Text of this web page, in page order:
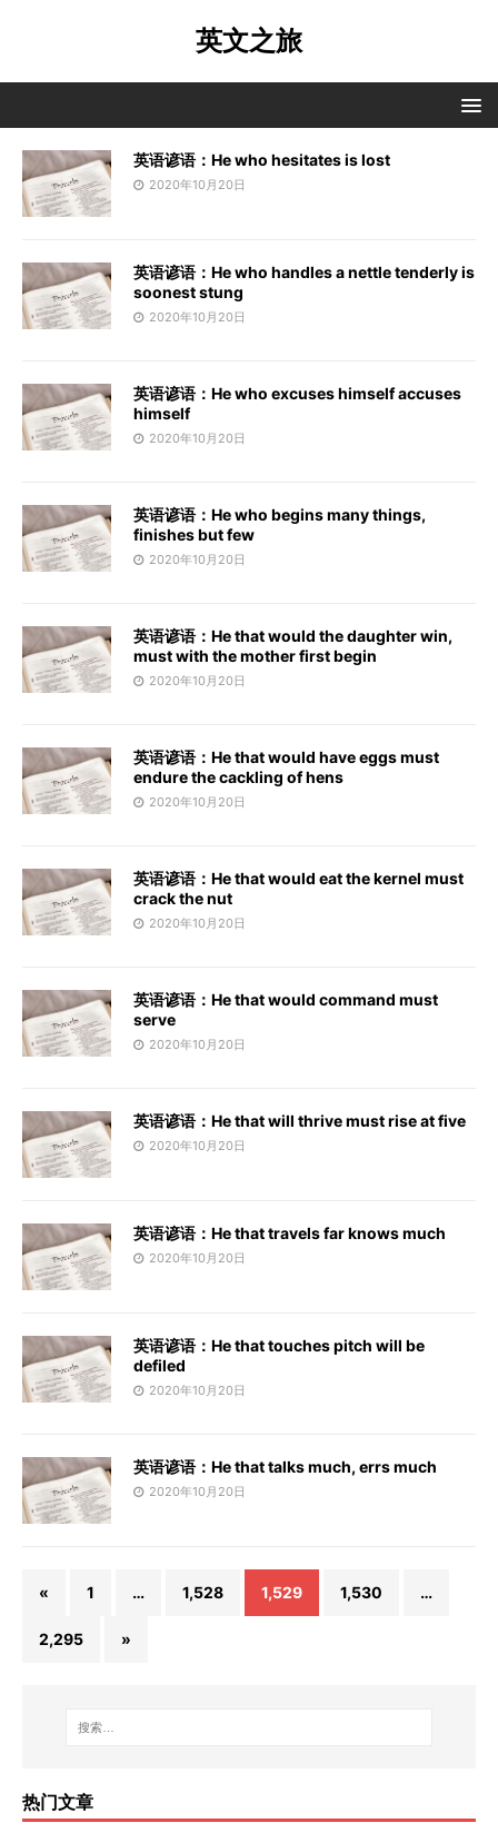
英文之旅
英语谚语：He who hesitates is lost
2020年10月20日
英语谚语：He who handles a nettle tenderly is
soonest stung
2020年10月20日
英语谚语：He who excuses himself accuses
himself
2020年10月20日
英语谚语：He who begins many things,
finishes but few
2020年10月20日
英语谚语：He that would the daughter win,
must with the mother first begin
2020年10月20日
英语谚语：He that would have eggs must
endure the cackling of hens
2020年10月20日
英语谚语：He that would eat the kernel must
crack the nut
2020年10月20日
英语谚语：He that would command must
serve
2020年10月20日
英语谚语：He that will thrive must rise at five
2020年10月20日
英语谚语：He that travels far knows much
2020年10月20日
英语谚语：He that touches pitch will be
defiled
2020年10月20日
英语谚语：He that talks much, errs much
2020年10月20日
« 1 … 1,528 1,529 1,530 …
2,295 »
热门文章